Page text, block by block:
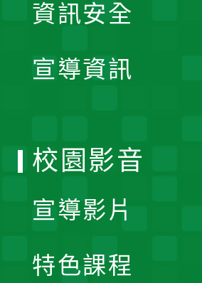
資訊安全
宣導資訊
校園影音
宣導影片
特色課程